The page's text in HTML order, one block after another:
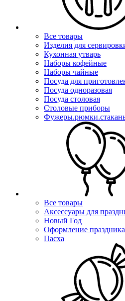
Все товары
Изделия для
Кухонная утварь
Наборы кофейные
Наборы чайные
Посуда для
Посуда одноразовая
Посуда столовая
Столовые приборы
Все товары
Аксессуары для
Новый Год
Оформление праздника
Пасха